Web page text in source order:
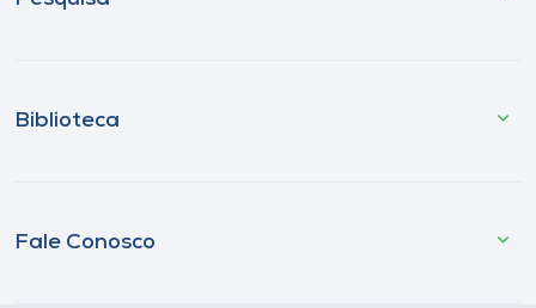
Biblioteca
Fale Conosco